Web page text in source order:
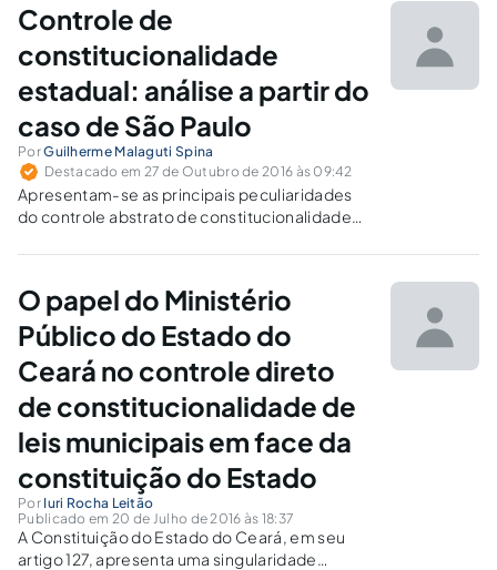
Controle de
constitucionalidade
estadual: análise a partir do
caso de São Paulo
PorGuilherme Malaguti Spina
Destacado em 27 de Outubro de 2016 às 09:42
Apresentam-se as principais peculiaridades
do controle abstrato de constitucionalidade
mais relevantes a partir do caso do Estado de
O papel do Ministério
Público do Estado do
Ceará no controle direto
de constitucionalidade de
leis municipais em face da
constituição do Estado
Por Iuri Rocha Leitão
Publicado em 20 de Julho de 2016 às 18:37
A Constituição do Estado do Ceará, em seu
artigo 127, apresenta uma singularidade